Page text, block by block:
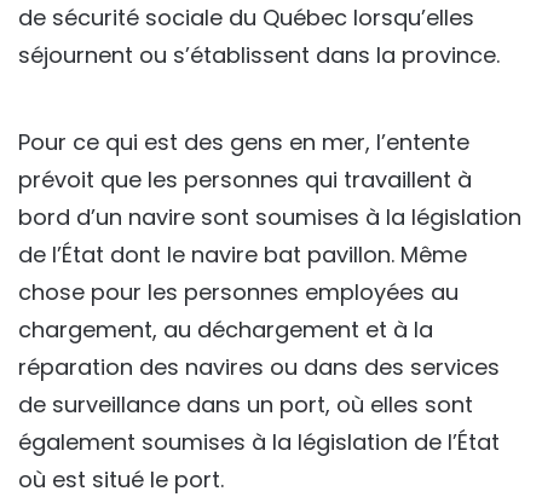
de sécurité sociale du Québec lorsqu’elles
séjournent ou s’établissent dans la province.
Pour ce qui est des gens en mer, l’entente
prévoit que les personnes qui travaillent à
bord d’un navire sont soumises à la législation
de l’État dont le navire bat pavillon. Même
chose pour les personnes employées au
chargement, au déchargement et à la
réparation des navires ou dans des services
de surveillance dans un port, où elles sont
également soumises à la législation de l’État
où est situé le port.